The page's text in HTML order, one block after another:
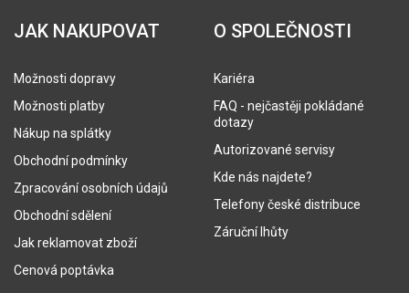
JAK NAKUPOVAT
Možnosti dopravy
Možnosti platby
Nákup na splátky
Obchodní podmínky
Zpracování osobních údajů
Obchodní sdělení
Jak reklamovat zboží
Cenová poptávka
O SPOLEČNOSTI
Kariéra
FAQ - nejčastěji pokládané
dotazy
Autorizované servisy
Kde nás najdete?
Telefony české distribuce
Záruční lhůty